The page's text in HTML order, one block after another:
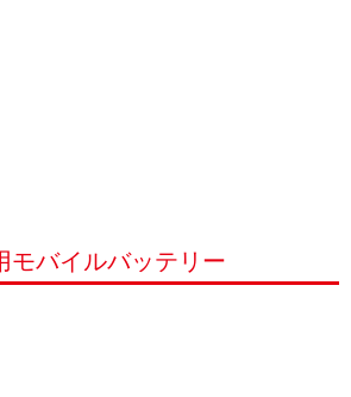
モバイルバッテリー